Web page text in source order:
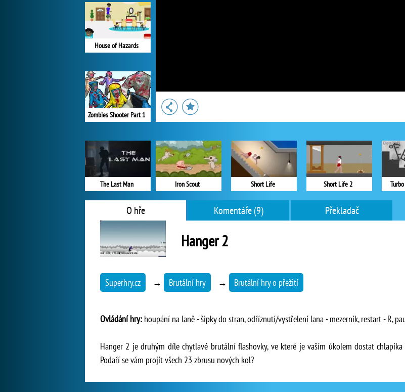
House of Hazards
Zombies Shooter Part 1
The Last Man Iron Scout Short Life Short Life 2
O hře Komentáře (9) Překladač
Hanger 2
Superhry.cz → Brutální hry → Brutální hry o přežití
Ovládání hry: houpání na laně - šipky do stran, odříznutí/vystřelení lana - mezerník, restart - R,
Hanger 2 je druhým díle chytlavé brutální flashovky, ve které je vaším úkolem dostat
Podaří se vám projít všech 23 zbrusu nových kol?